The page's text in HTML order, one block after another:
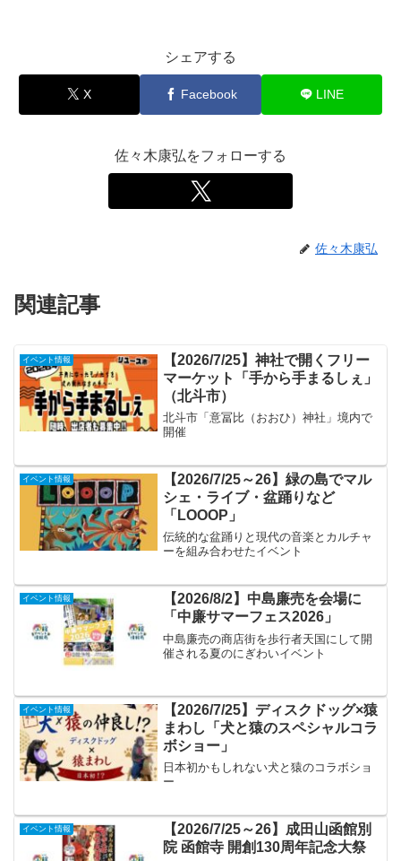
シェアする
X Facebook LINE
佐々木康弘をフォローする
佐々木康弘
関連記事
イベント情報
【2026/7/25】神社で開くフリー
マーケット「手から手まるしぇ」
（北斗市）
北斗市「意冨比（おおひ）神社」境内で
開催
イベント情報
【2026/7/25～26】緑の島でマル
シェ・ライブ・盆踊りなど
「LOOOP」
伝統的な盆踊りと現代の音楽とカルチャ
ーを組み合わせたイベント
イベント情報
【2026/8/2】中島廉売を会場に
「中廉サマーフェス2026」
中島廉売の商店街を歩行者天国にして開
催される夏のにぎわいイベント
イベント情報
【2026/7/25】ディスクドッグ×猿
まわし「犬と猿のスペシャルコラ
ボショー」
日本初かもしれない犬と猿のコラボショ
ー
イベント情報
【2026/7/25～26】成田山函館別
院 函館寺 開創130周年記念大祭